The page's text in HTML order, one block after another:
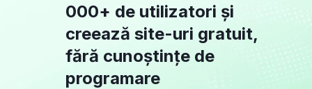
000+ de utilizatori și
creează site-uri gratuit,
fără cunoștințe de
programare